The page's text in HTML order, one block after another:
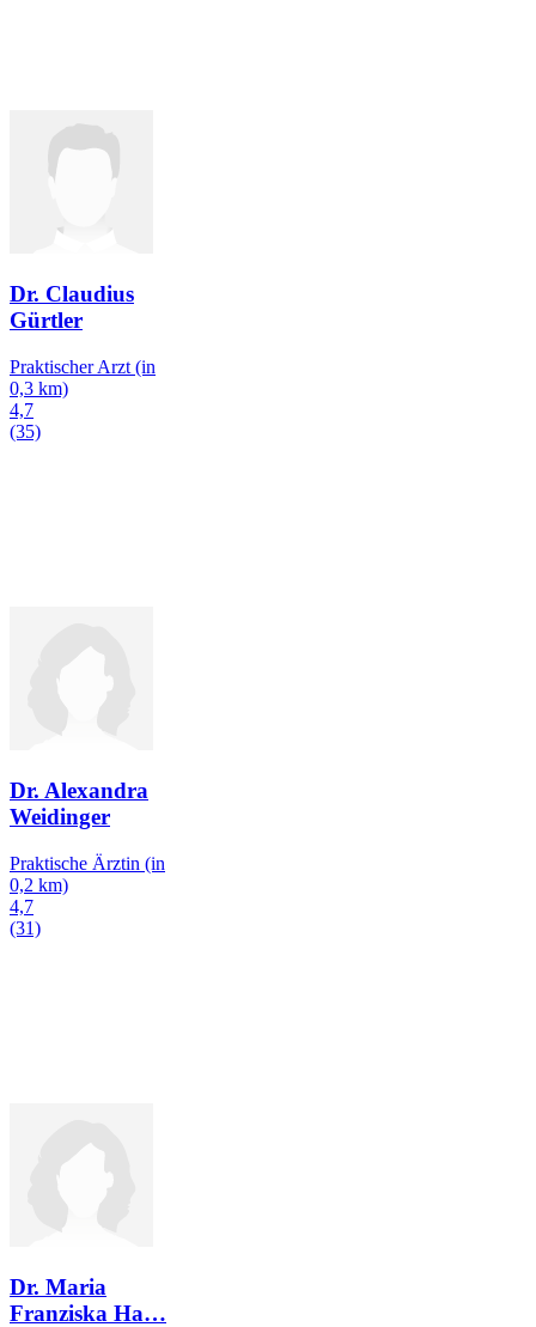
Dr. Claudius
Gürtler
Praktischer Arzt (in
0,3 km)
4,7
(35)
Dr. Alexandra
Weidinger
Praktische Ärztin (in
0,2 km)
4,7
(31)
Dr. Maria
Franziska Ha…